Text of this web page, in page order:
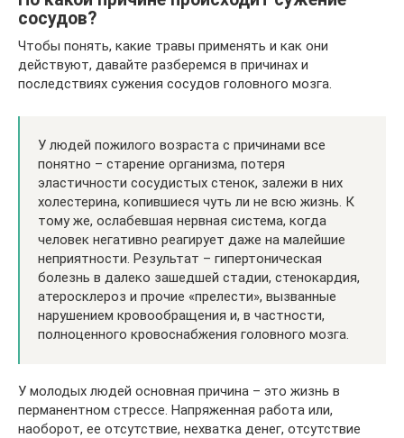
сосудов?
Чтобы понять, какие травы применять и как они
действуют, давайте разберемся в причинах и
последствиях сужения сосудов головного мозга.
У людей пожилого возраста с причинами все
понятно – старение организма, потеря
эластичности сосудистых стенок, залежи в них
холестерина, копившиеся чуть ли не всю жизнь. К
тому же, ослабевшая нервная система, когда
человек негативно реагирует даже на малейшие
неприятности. Результат – гипертоническая
болезнь в далеко зашедшей стадии, стенокардия,
атеросклероз и прочие «прелести», вызванные
нарушением кровообращения и, в частности,
полноценного кровоснабжения головного мозга.
У молодых людей основная причина – это жизнь в
перманентном стрессе. Напряженная работа или,
наоборот, ее отсутствие, нехватка денег, отсутствие